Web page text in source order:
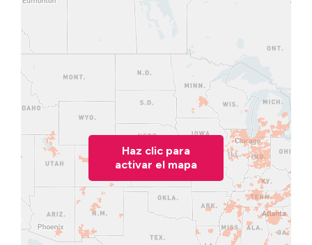
Haz clic para
activar el mapa